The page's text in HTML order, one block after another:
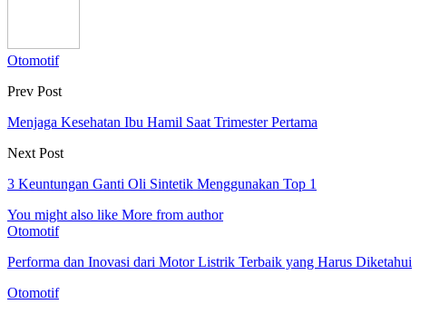
Otomotif
Prev Post
Menjaga Kesehatan Ibu Hamil Saat Trimester Pertama
Next Post
3 Keuntungan Ganti Oli Sintetik Menggunakan Top 1
You might also like More from author
Otomotif
Performa dan Inovasi dari Motor Listrik Terbaik yang Harus Diketahui
Otomotif